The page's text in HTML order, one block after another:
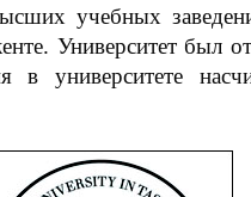
учебных
Университет был
университете